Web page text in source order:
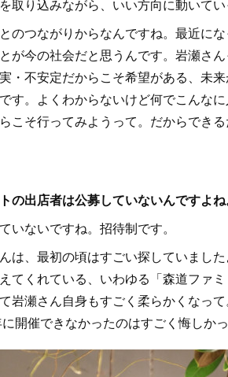
り込みながら、いい方向に動いてい
のつながりからなんですね。最近に
が今の社会だと思うんです。岩瀬さ
・不安定だからこそ希望がある、未
す。よくわからないけど何でこんな
こそ行ってみようって。だからでき
出店者は公募していないんですよね
いないですね。招待制です。
は、最初の頃はすごい探していまし
てくれている、いわゆる「森道ファ
岩瀬さん自身もすごく柔らかくなっ
開催できなかったのはすごく悔しかっ